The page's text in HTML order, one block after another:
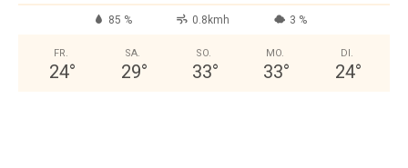
85 % 0.8kmh 3 %
FR.
24°
SA.
29°
SO.
33°
MO.
33°
DI.
24°